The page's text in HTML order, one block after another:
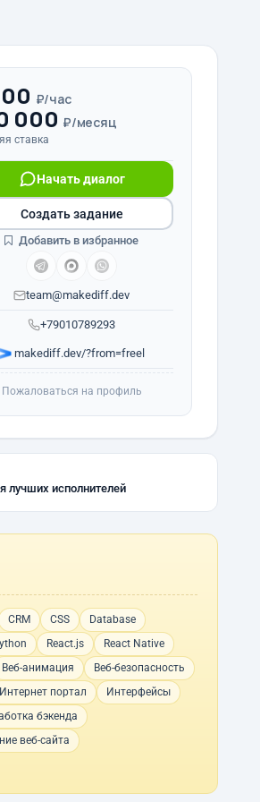
₽/час
000 ₽/месяц
ставка
+79010789293
Начать диалог
team@makediff.dev
makediff.dev/?from=freel
Создать задание
Добавить в избранное
Пожаловаться на профиль
лучших исполнителей
CRM CSS
Database
React.js
React Native
Веб-анимация
Веб-безопасность
Интернет портал
Интерфейсы
бэкенда
веб-сайта